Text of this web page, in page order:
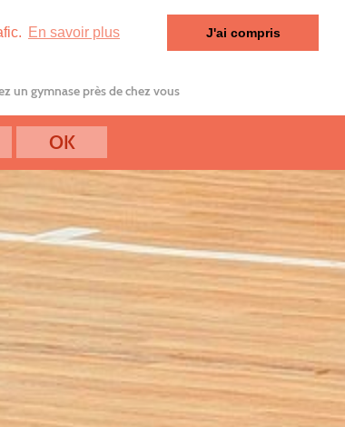
En savoir plus J'ai compris
un gymnase près de chez vous